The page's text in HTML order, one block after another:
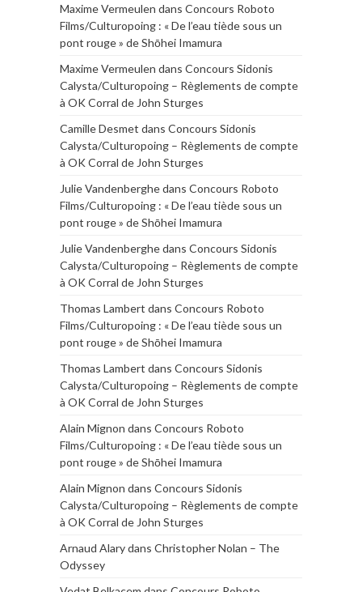
Maxime Vermeulen dans Concours Roboto
Films/Culturopoing : « De l’eau tiède sous un
pont rouge » de Shōhei Imamura
Maxime Vermeulen dans Concours Sidonis
Calysta/Culturopoing – Règlements de compte
à OK Corral de John Sturges
Camille Desmet dans Concours Sidonis
Calysta/Culturopoing – Règlements de compte
à OK Corral de John Sturges
Julie Vandenberghedans Concours Roboto
Films/Culturopoing : « De l’eau tiède sous un
pont rouge » de Shōhei Imamura
Julie Vandenberghedans Concours Sidonis
Calysta/Culturopoing – Règlements de compte
à OK Corral de John Sturges
Thomas Lambert dans Concours Roboto
Films/Culturopoing : « De l’eau tiède sous un
pont rouge » de Shōhei Imamura
Thomas Lambert dans Concours Sidonis
Calysta/Culturopoing – Règlements de compte
à OK Corral de John Sturges
Alain Mignon dans Concours Roboto
Films/Culturopoing : « De l’eau tiède sous un
pont rouge » de Shōhei Imamura
Alain Mignon dans Concours Sidonis
Calysta/Culturopoing – Règlements de compte
à OK Corral de John Sturges
Arnaud Alarydans Christopher Nolan – The
Odyssey